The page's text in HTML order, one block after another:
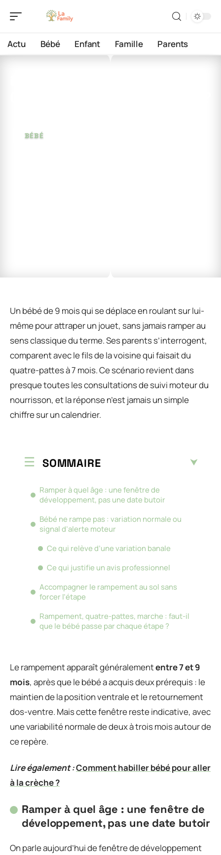
Actu Bébé Enfant Famille Parents
BÉBÉ
Un bébé de 9 mois qui se déplace en roulant sur lui-
même pour attraper un jouet, sans jamais ramper au
sens classique du terme. Ses parents s’interrogent,
comparent avec le fils de la voisine qui faisait du
quatre-pattes à 7 mois. Ce scénario revient dans
presque toutes les consultations de suivi moteur du
nourrisson, et la réponse n’est jamais un simple
chiffre sur un calendrier.
SOMMAIRE
Ramper à quel âge : une fenêtre de
développement, pas une date butoir
Bébé ne rampe pas : variation normale ou
signal d’alerte moteur
Ce qui relève d’une variation banale
Ce qui justifie un avis professionnel
Accompagner le rampement au sol sans
forcer l’étape
Rampement, quatre-pattes, marche : faut-il
que le bébé passe par chaque étape ?
Le rampement apparaît généralemententre 7 et 9
mois, après que le bébé a acquis deux prérequis : le
maintien de la position ventrale et le retournement
dos-ventre. Mais cette fenêtre reste indicative, avec
une variabilité normale de deux à trois mois autour de
ce repère.
Lire également :Comment habiller bébé pour aller
à la crèche ?
Ramper à quel âge : une fenêtre de
développement, pas une date butoir
On parle aujourd’hui de fenêtre de développement